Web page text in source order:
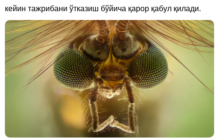
кейин тажрибани ўтказиш бўйича қарор қабул қилади.